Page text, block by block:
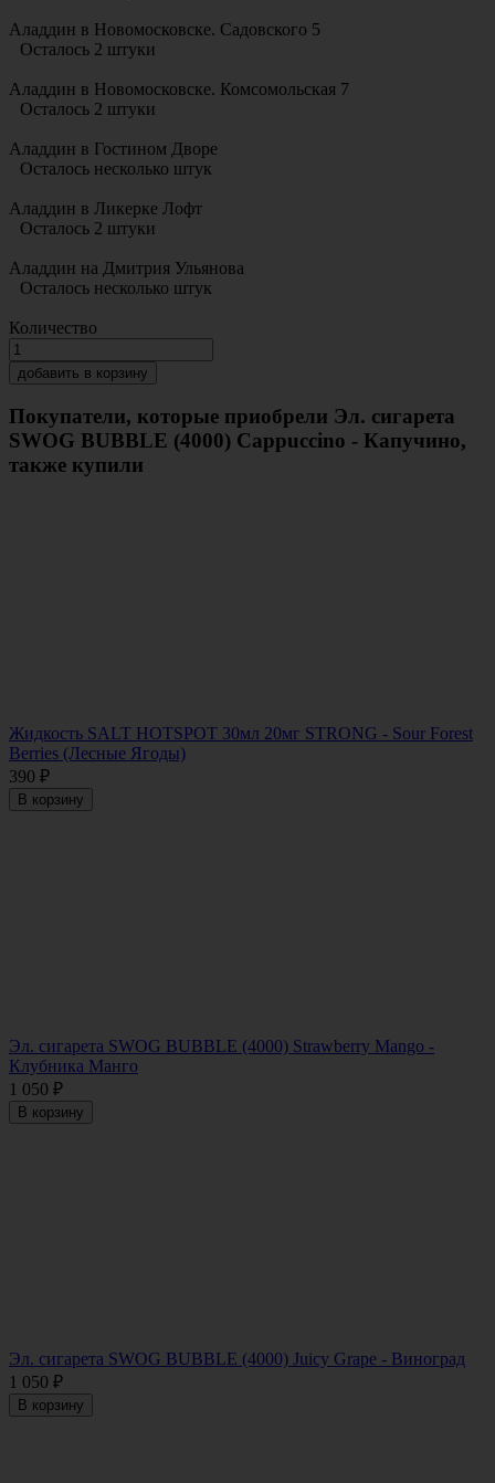
Аладдин в Новомосковске. Садовского 5
Осталось 2 штуки
Аладдин в Новомосковске. Комсомольская 7
Осталось 2 штуки
Аладдин в Гостином Дворе
Осталось несколько штук
Аладдин в Ликерке Лофт
Осталось 2 штуки
Аладдин на Дмитрия Ульянова
Осталось несколько штук
Количество
добавить в корзину
Покупатели, которые приобрели Эл. сигарета
SWOG BUBBLE (4000) Cappuccino - Капучино,
также купили
Жидкость SALT HOTSPOT 30мл 20мг STRONG - Sour Forest
Berries (Лесные Ягоды)
390 ₽
В корзину
Эл. сигарета SWOG BUBBLE (4000) Strawberry Mango -
Клубника Манго
1 050 ₽
В корзину
Эл. сигарета SWOG BUBBLE (4000) Juicy Grape - Виноград
1 050 ₽
В корзину